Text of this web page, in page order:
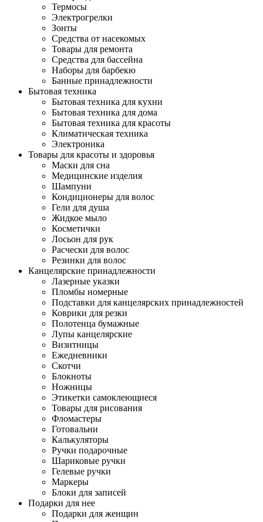
Термосы
Электрогрелки
Зонты
Средства от насекомых
Товары для ремонта
Средства для бассейна
Наборы для барбекю
Банные принадлежности
Бытовая техника
Бытовая техника для кухни
Бытовая техника для дома
Бытовая техника для красоты
Климатическая техника
Электроника
Товары для красоты и здоровья
Маски для сна
Медицинские изделия
Шампуни
Кондиционеры для волос
Гели для душа
Жидкое мыло
Косметички
Лосьон для рук
Расчески для волос
Резинки для волос
Канцелярские принадлежности
Лазерные указки
Пломбы номерные
Подставки для канцелярских принадлежностей
Коврики для резки
Полотенца бумажные
Лупы канцелярские
Визитницы
Ежедневники
Скотчи
Блокноты
Ножницы
Этикетки самоклеющиеся
Товары для рисования
Фломастеры
Готовальни
Калькуляторы
Ручки подарочные
Шариковые ручки
Гелевые ручки
Маркеры
Блоки для записей
Подарки для нее
Подарки для женщин